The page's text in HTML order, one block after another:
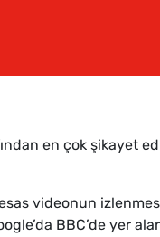
en çok şikayet
videonun
BBC’de yer